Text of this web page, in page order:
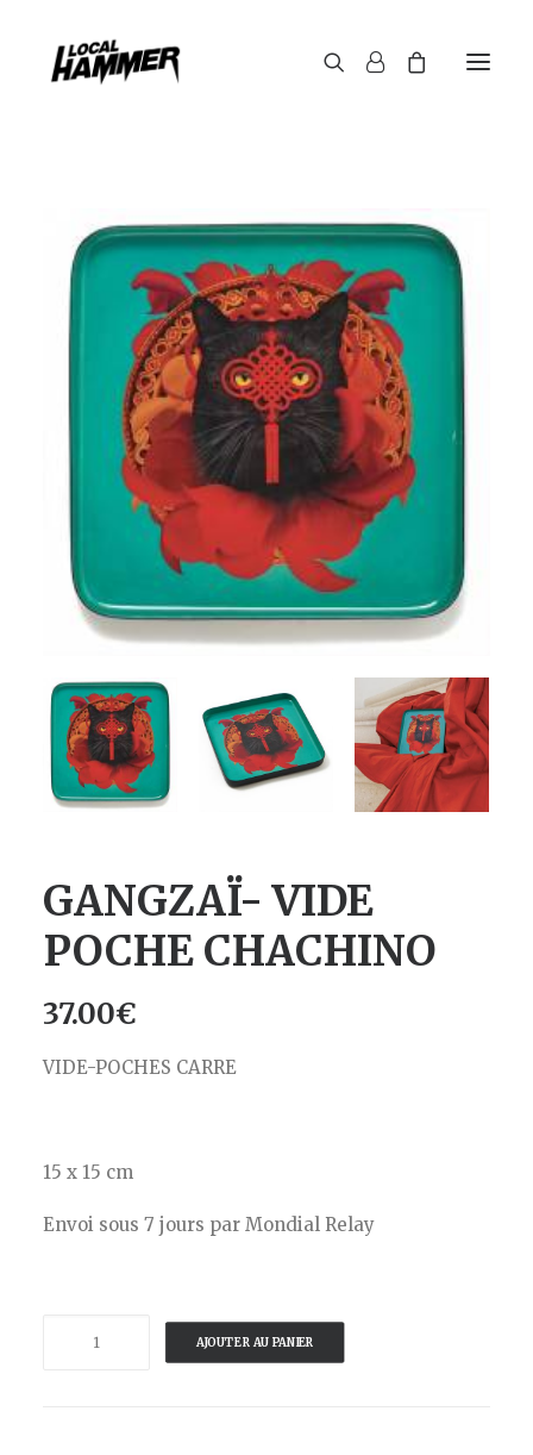
GANGZAÏ- VIDE
POCHE CHACHINO
37.00€
VIDE-POCHES CARRE
15 x 15 cm
Envoi sous 7 jours par Mondial Relay
AJOUTER AU PANIER